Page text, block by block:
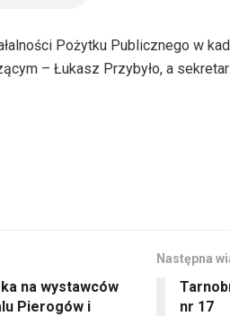
Pożytku Publicznego w
– Łukasz Przybyło, a
na wystawców
Pierogów i
Następna
nr 17